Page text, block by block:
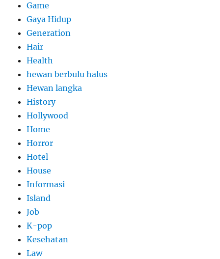
Game
Gaya Hidup
Generation
Hair
Health
hewan berbulu halus
Hewan langka
History
Hollywood
Home
Horror
Hotel
House
Informasi
Island
Job
K-pop
Kesehatan
Law